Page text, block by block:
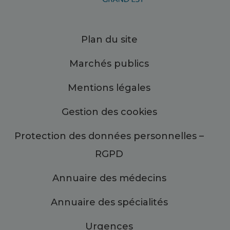
Plan du site
Marchés publics
Mentions légales
Gestion des cookies
Protection des données personnelles –
RGPD
Annuaire des médecins
Annuaire des spécialités
Urgences